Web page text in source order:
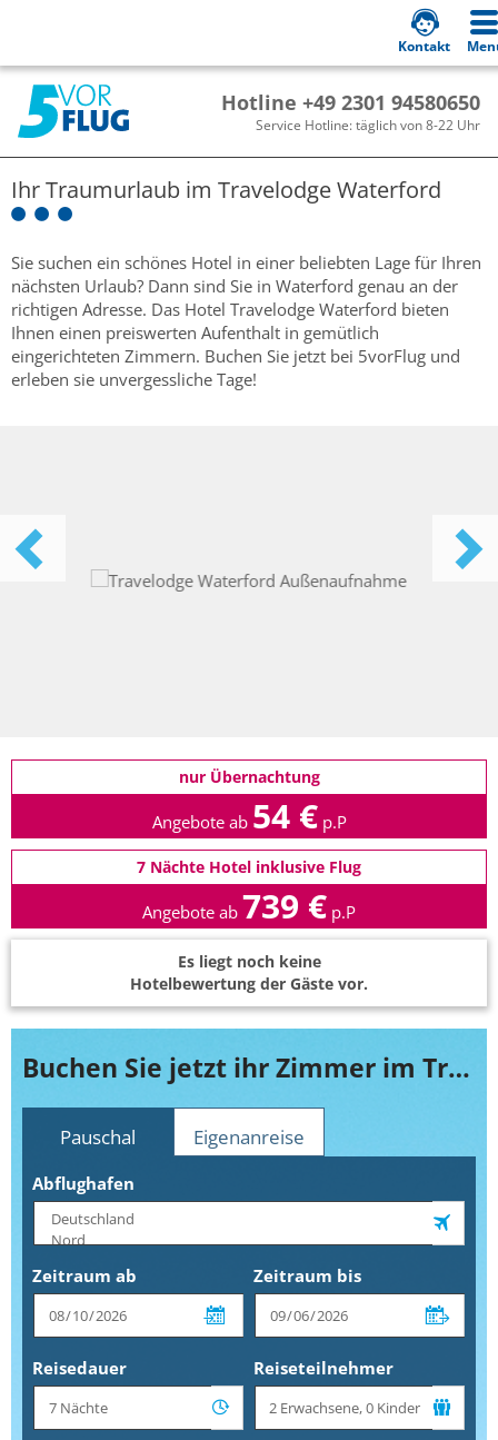
Hotline +49 2301 94580650
Service Hotline: täglich von 8-22 Uhr
Kontakt
Ihr Traumurlaub im Travelodge Waterford
Sie suchen ein schönes Hotel in einer beliebten Lage für Ihren
nächsten Urlaub? Dann sind Sie in Waterford genau an der
richtigen Adresse. Das Hotel Travelodge Waterford bieten
Ihnen einen preiswerten Aufenthalt in gemütlich
eingerichteten Zimmern. Buchen Sie jetzt bei 5vorFlug und
erleben sie unvergessliche Tage!
nur Übernachtung
Angebote ab 54 € p.P
7 Nächte Hotel inklusive Flug
Angebote ab 739 € p.P
Es liegt noch keine
Hotelbewertung der Gäste vor.
Buchen Sie jetzt ihr Zimmer im Travelodge Waterford
Pauschal Eigenanreise
Abflughafen
Zeitraum ab Zeitraum bis
Reisedauer Reiseteilnehmer